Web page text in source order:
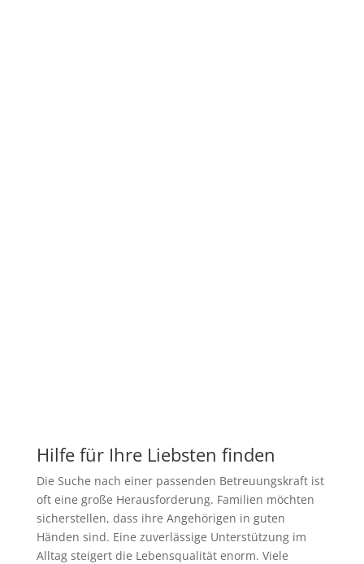
Hilfe für Ihre Liebsten finden
Die Suche nach einer passenden Betreuungskraft ist
oft eine große Herausforderung. Familien möchten
sicherstellen, dass ihre Angehörigen in guten
Händen sind. Eine zuverlässige Unterstützung im
Alltag steigert die Lebensqualität enorm. Viele